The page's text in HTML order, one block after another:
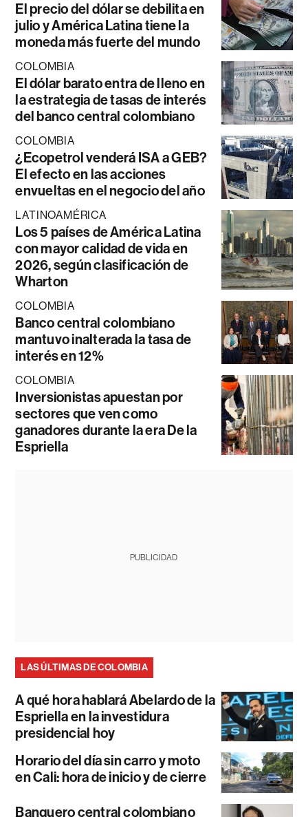
El precio del dólar se debilita en
julio y América Latina tiene la
moneda más fuerte del mundo
COLOMBIA
El dólar barato entra de lleno en
la estrategia de tasas de interés
del banco central colombiano
COLOMBIA
¿Ecopetrol venderá ISA a GEB?
El efecto en las acciones
envueltas en el negocio del año
LATINOAMÉRICA
Los 5 países de América Latina
con mayor calidad de vida en
2026, según clasificación de
Wharton
COLOMBIA
Banco central colombiano
mantuvo inalterada la tasa de
interés en 12%
COLOMBIA
Inversionistas apuestan por
sectores que ven como
ganadores durante la era De la
Espriella
PUBLICIDAD
LAS ÚLTIMAS DE COLOMBIA
A qué hora hablará Abelardo de la
Espriella en la investidura
presidencial hoy
Horario del día sin carro y moto
en Cali: hora de inicio y de cierre
Banquero central colombiano